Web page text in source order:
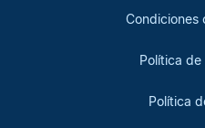
Condiciones
Política
Política